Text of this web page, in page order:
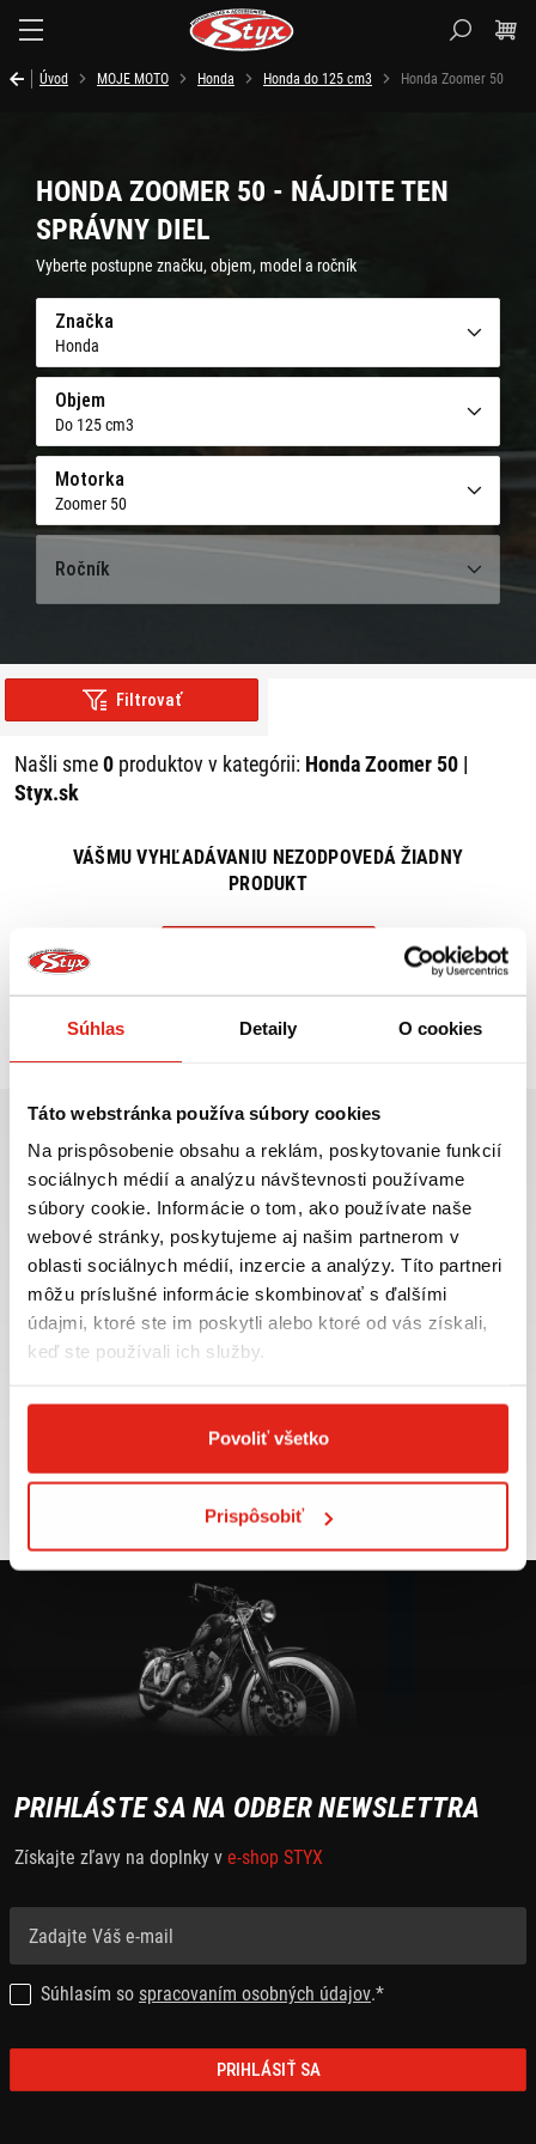
Súhlas Detaily O cookies
Táto webstránka používa súbory cookies
Na prispôsobenie obsahu a reklám, poskytovanie funkcií
sociálnych médií a analýzu návštevnosti používame
súbory cookie. Informácie o tom, ako používate naše
webové stránky, poskytujeme aj našim partnerom v
oblasti sociálnych médií, inzercie a analýzy. Títo partneri
môžu príslušné informácie skombinovať s ďalšími
údajmi, ktoré ste im poskytli alebo ktoré od vás získali,
keď ste používali ich služby.
Povoliť všetko
Prispôsobiť
Úvod MOJE MOTO Honda Honda do 125 cm3 Honda Zoomer 50
HONDA ZOOMER 50 - NÁJDITE TEN
SPRÁVNY DIEL
Vyberte postupne značku, objem, model a ročník
Značka
Honda
Objem
Do 125 cm3
Motorka
Zoomer 50
Ročník
Filtrovať
Našli sme0 produktov v kategórii: Honda Zoomer 50 |
Styx.sk
VÁŠMU VYHĽADÁVANIU NEZODPOVEDÁ ŽIADNY
PRODUKT
Najväčší výber moto
príslušenstva ihneď k
odberu
Doprava ZADARMO pre
objednávky nad 50€ v rámci
SR
PRIHLÁSTE SA NA ODBER NEWSLETTRA
Získajte zľavy na doplnky v e-shop STYX
Súhlasím so spracovaním osobných údajov.*
PRIHLÁSIŤ SA